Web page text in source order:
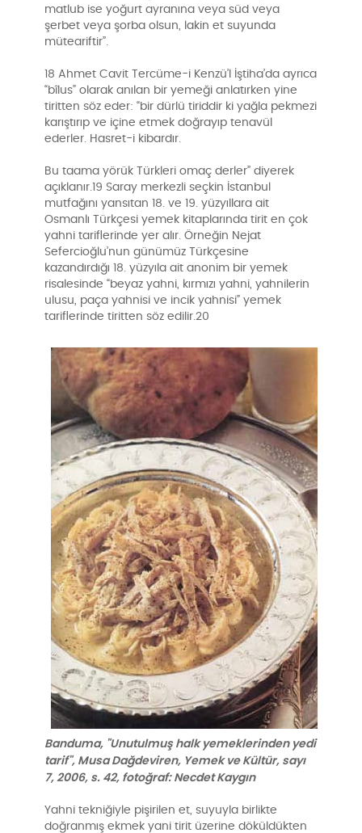
matlub ise yoğurt ayranına veya süd veya
şerbet veya şorba olsun, lakin et suyunda
müteariftir”.
18 Ahmet Cavit Tercüme-i Kenzü’l İştiha’da ayrıca
“bîlus” olarak anılan bir yemeği anlatırken yine
tiritten söz eder: “bir dürlü tiriddir ki yağla pekmezi
karıştırıp ve içine etmek doğrayıp tenavül
ederler. Hasret-i kibardır.
Bu taama yörük Türkleri omaç derler” diyerek
açıklanır.19 Saray merkezli seçkin İstanbul
mutfağını yansıtan 18. ve 19. yüzyıllara ait
Osmanlı Türkçesi yemek kitaplarında tirit en çok
yahni tariflerinde yer alır. Örneğin Nejat
Sefercioğlu’nun günümüz Türkçesine
kazandırdığı 18. yüzyıla ait anonim bir yemek
risalesinde “beyaz yahni, kırmızı yahni, yahnilerin
ulusu, paça yahnisi ve incik yahnisi” yemek
tariflerinde tiritten söz edilir.20
Banduma, "Unutulmuş halk yemeklerinden yedi
tarif", Musa Dağdeviren, Yemek ve Kültür, sayı
7, 2006, s. 42, fotoğraf: Necdet Kaygın
Yahni tekniğiyle pişirilen et, suyuyla birlikte
doğranmış ekmek yani tirit üzerine döküldükten